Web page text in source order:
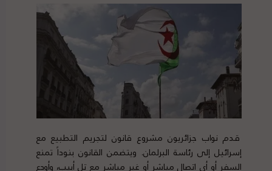
قدم نواب جزائريون مشروع قانون لتجريم التطبيع مع
إسرائيل إلى رئاسة البرلمان. ويتضمن القانون بنوداً تمنع
السفر أو أي اتصال مباشر أو غير مباشر مع تل أبيب، وأودع